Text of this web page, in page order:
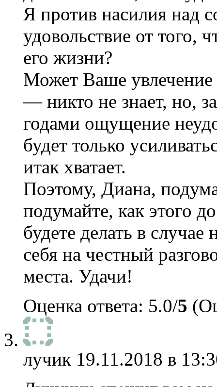
Я против насилия над
удовольствие от того,
его жизни?
Может Ваше увлечение
— никто не знает, но,
годами ощущение
будет только
итак хватает.
Поэтому, Диана,
подумайте, как этого
будете делать в
себя на честный
места. Удачи!
Оценка ответа: 5.0/5
лучик 19.11.2018 в